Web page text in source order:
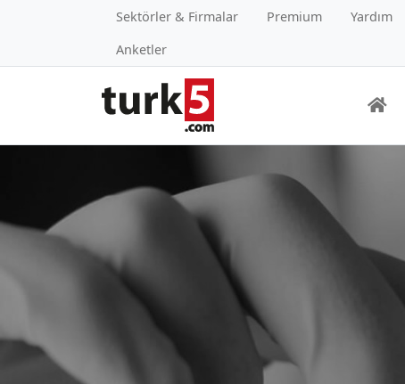
Sektörler & Firmalar Premium Yardım
Anketler